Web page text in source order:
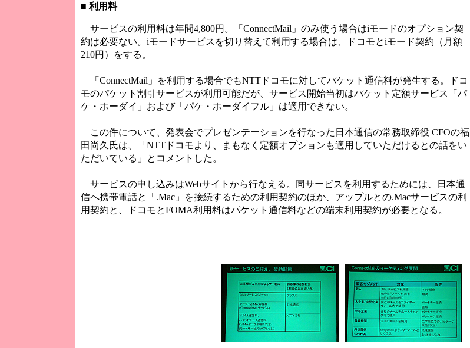
■ 利用料
サービスの利用料は年間4,800円。「ConnectMail」のみ使う場合はiモードのオプション契
約は必要ない。iモードサービスを切り替えて利用する場合は、ドコモとiモード契約（月額
210円）をする。
「ConnectMail」を利用する場合でもNTTドコモに対してパケット通信料が発生する。ドコ
モのパケット割引サービスが利用可能だが、サービス開始当初はパケット定額サービス「パ
ケ・ホーダイ」および「パケ・ホーダイフル」は適用できない。
この件について、発表会でプレゼンテーションを行なった日本通信の常務取締役 CFOの福
田尚久氏は、「NTTドコモより、まもなく定額オプションも適用していただけるとの話をい
ただいている」とコメントした。
サービスの申し込みはWebサイトから行なえる。同サービスを利用するためには、日本通
信へ携帯電話と「.Mac」を接続するための利用契約のほか、アップルとの.Macサービスの利
用契約と、ドコモとFOMA利用料はパケット通信料などの端末利用契約が必要となる。